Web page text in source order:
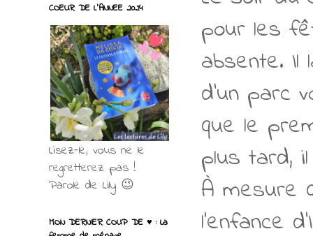
pour les
absente. Il
d’un parc
que le
plus tard,
À mesure
l’enfance
COEUR DE L'ANNEE 2024
Lisez-le, vous ne le
regretterez pas !
Parole de Lily 😉
MON DERNIER COUP DE ♥ : La